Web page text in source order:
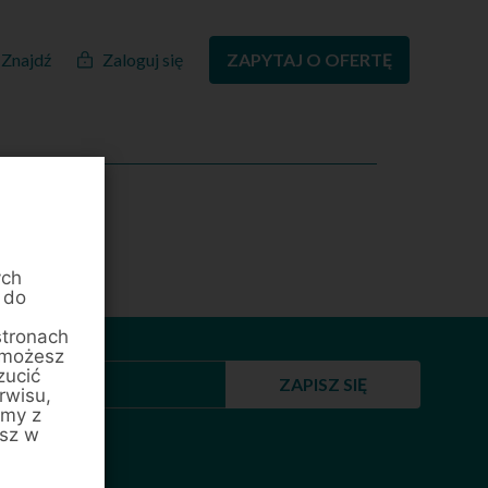
Znajdź Zaloguj się ZAPYTAJ O OFERTĘ
ZAPISZ SIĘ
do
z
w